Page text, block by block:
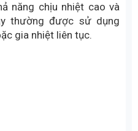
năng chịu nhiệt cao và
thường được sử dụng
gia nhiệt liên tục.